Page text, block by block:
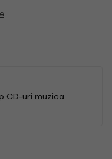
CD-uri muzica